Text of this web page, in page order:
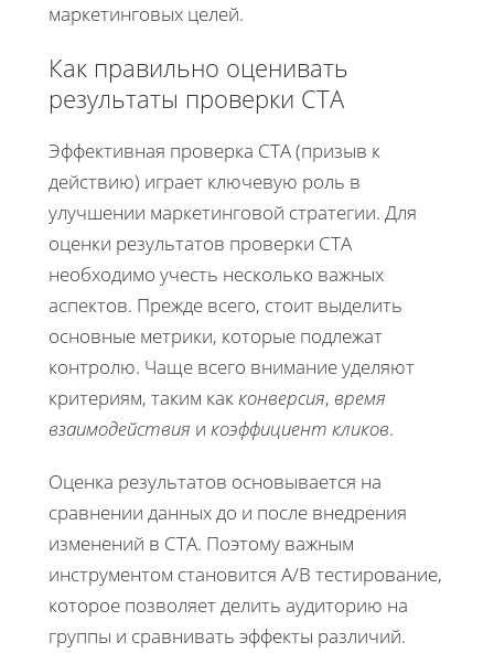
маркетинговых целей.
Как правильно оценивать
результаты проверки CTA
Эффективная проверка CTA (призыв к
действию) играет ключевую роль в
улучшении маркетинговой стратегии. Для
оценки результатов проверки CTA
необходимо учесть несколько важных
аспектов. Прежде всего, стоит выделить
основные метрики, которые подлежат
контролю. Чаще всего внимание уделяют
критериям, таким какконверсия, время
взаимодействия и коэффициент кликов.
Оценка результатов основывается на
сравнении данных до и после внедрения
изменений в CTA. Поэтому важным
инструментом становится A/B тестирование,
которое позволяет делить аудиторию на
группы и сравнивать эффекты различий.